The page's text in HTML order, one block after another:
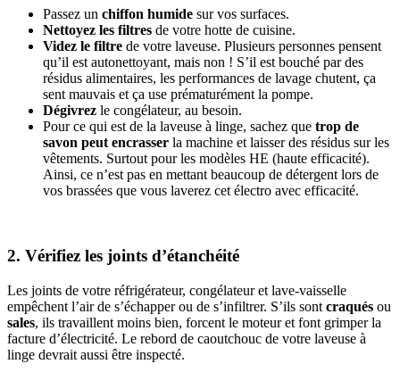
Passez un chiffon humide sur vos surfaces.
Nettoyez les filtres de votre hotte de cuisine.
Videz le filtre de votre laveuse. Plusieurs personnes pensent
qu’il est autonettoyant, mais non ! S’il est bouché par des
résidus alimentaires, les performances de lavage chutent, ça
sent mauvais et ça use prématurément la pompe.
Dégivrez le congélateur, au besoin.
Pour ce qui est de la laveuse à linge, sachez que trop de
savon peut encrasser la machine et laisser des résidus sur les
vêtements. Surtout pour les modèles HE (haute efficacité).
Ainsi, ce n’est pas en mettant beaucoup de détergent lors de
vos brassées que vous laverez cet électro avec efficacité.
2. Vérifiez les joints d’étanchéité
Les joints de votre réfrigérateur, congélateur et lave-vaisselle
empêchent l’air de s’échapper ou de s’infiltrer. S’ils sont craqués ou
sales, ils travaillent moins bien, forcent le moteur et font grimper la
facture d’électricité. Le rebord de caoutchouc de votre laveuse à
linge devrait aussi être inspecté.